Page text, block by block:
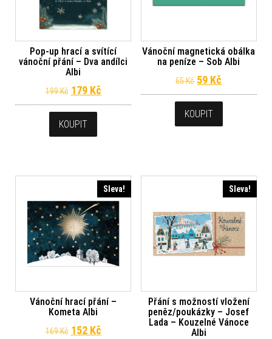
Pop-up hrací a svítící
vánoční přání – Dva andílci
Albi
199Kč Původní cena byla: 199 Kč.
179 KčAktuální cena je: 179 Kč.
KOUPIT
Vánoční magnetická obálka
na peníze – Sob Albi
65Kč Původní cena
59 Kč
KOUPIT
Sleva!
Vánoční hrací přání –
Kometa Albi
169Kč Původní cena byla: 169 Kč.
152 KčAktuální cena je: 152 Kč.
Sleva!
Přání s možností vložení
peněz/poukázky – Josef
Lada – Kouzelné Vánoce
Albi